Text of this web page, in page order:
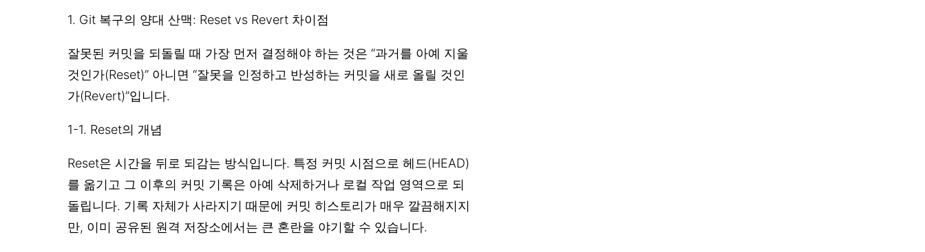
1. Git 복구의 양대 산맥: Reset vs Revert 차이점
잘못된 커밋을 되돌릴 때 가장 먼저 결정해야 하는 것은 “과거를 아예 지울
것인가(Reset)” 아니면 “잘못을 인정하고 반성하는 커밋을 새로 올릴 것인
가(Revert)”입니다.
1-1. Reset의 개념
Reset은 시간을 뒤로 되감는 방식입니다. 특정 커밋 시점으로 헤드(HEAD)
를 옮기고 그 이후의 커밋 기록은 아예 삭제하거나 로컬 작업 영역으로 되
돌립니다. 기록 자체가 사라지기 때문에 커밋 히스토리가 매우 깔끔해지지
만, 이미 공유된 원격 저장소에서는 큰 혼란을 야기할 수 있습니다.